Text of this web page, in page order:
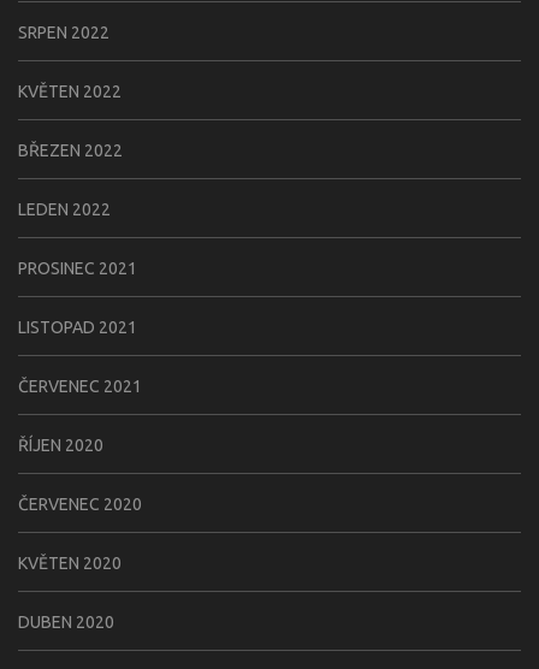
SRPEN 2022
KVĚTEN 2022
BŘEZEN 2022
LEDEN 2022
PROSINEC 2021
LISTOPAD 2021
ČERVENEC 2021
ŘÍJEN 2020
ČERVENEC 2020
KVĚTEN 2020
DUBEN 2020